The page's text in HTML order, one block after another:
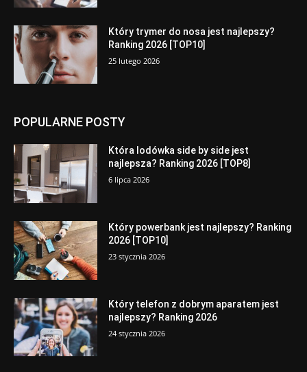
Który trymer do nosa jest najlepszy?
Ranking 2026 [TOP10]
25 lutego 2026
POPULARNE POSTY
Która lodówka side by side jest
najlepsza? Ranking 2026 [TOP8]
6 lipca 2026
Który powerbank jest najlepszy? Ranking
2026 [TOP10]
23 stycznia 2026
Który telefon z dobrym aparatem jest
najlepszy? Ranking 2026
24 stycznia 2026